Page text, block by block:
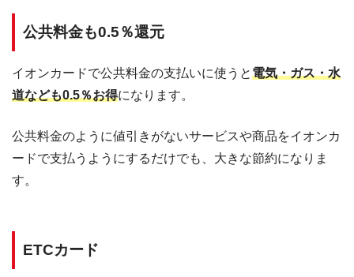
公共料金も0.5％還元
イオンカードで公共料金の支払いに使うと電気・ガス・水
道なども0.5％お得になります。
公共料金のように値引きがないサービスや商品をイオンカ
ードで支払うようにするだけでも、大きな節約になりま
す。
ETCカード